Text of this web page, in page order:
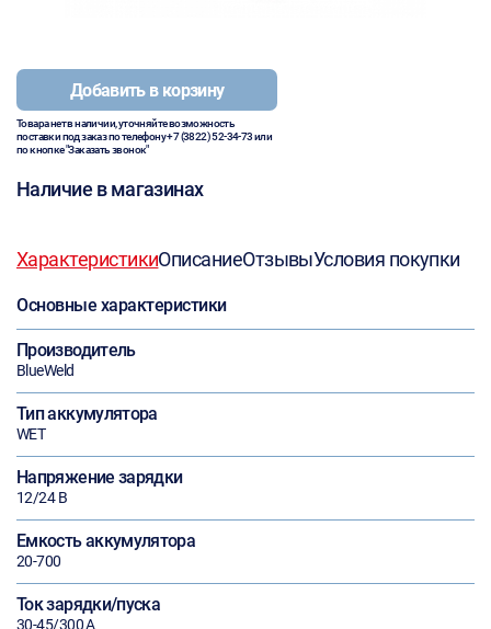
Добавить в корзину
Товара нет в наличии, уточняйте возможность
поставки под заказ по телефону+7 (3822) 52-34-73или
по кнопке "Заказать звонок"
Наличие в магазинах
ХарактеристикиОписаниеОтзывыУсловия покупки
Основные характеристики
Производитель
BlueWeld
Тип аккумулятора
WET
Напряжение зарядки
12/24 В
Емкость аккумулятора
20-700
Ток зарядки/пуска
30-45/300 А